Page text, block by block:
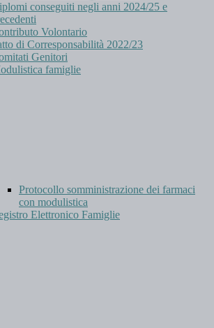
conseguiti negli anni 2024/25 e
Volontario
di Corresponsabilità 2022/23
Genitori
famiglie
Protocollo somministrazione dei farmaci
con modulistica
Elettronico Famiglie